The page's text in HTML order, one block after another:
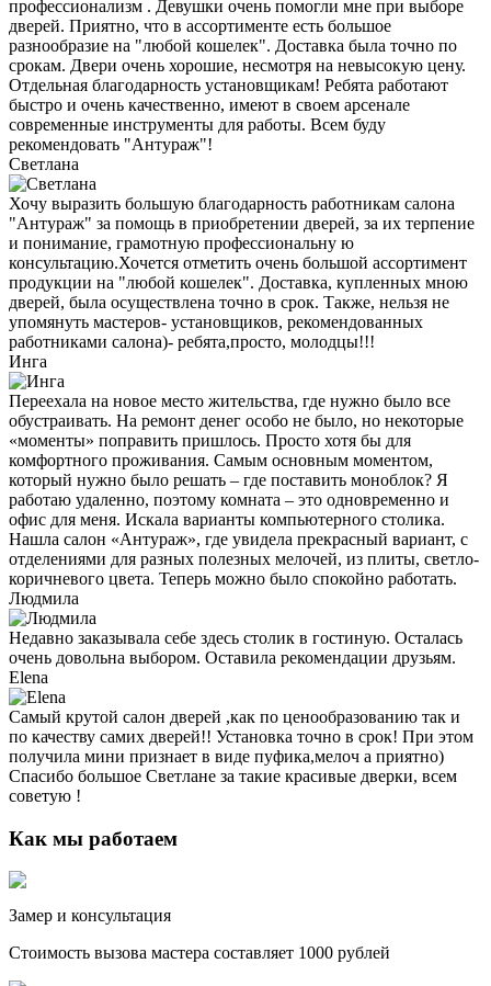
профессионализм . Девушки очень помогли мне при выборе
дверей. Приятно, что в ассортименте есть большое
разнообразие на "любой кошелек". Доставка была точно по
срокам. Двери очень хорошие, несмотря на невысокую цену.
Отдельная благодарность установщикам! Ребята работают
быстро и очень качественно, имеют в своем арсенале
современные инструменты для работы. Всем буду
рекомендовать "Антураж"!
Светлана
Хочу выразить большую благодарность работникам салона
"Антураж" за помощь в приобретении дверей, за их терпение
и понимание, грамотную профессиональну ю
консультацию.Хочется отметить очень большой ассортимент
продукции на "любой кошелек". Доставка, купленных мною
дверей, была осуществлена точно в срок. Также, нельзя не
упомянуть мастеров- установщиков, рекомендованных
работниками салона)- ребята,просто, молодцы!!!
Инга
Переехала на новое место жительства, где нужно было все
обустраивать. На ремонт денег особо не было, но некоторые
«моменты» поправить пришлось. Просто хотя бы для
комфортного проживания. Самым основным моментом,
который нужно было решать – где поставить моноблок? Я
работаю удаленно, поэтому комната – это одновременно и
офис для меня. Искала варианты компьютерного столика.
Нашла салон «Антураж», где увидела прекрасный вариант, с
отделениями для разных полезных мелочей, из плиты, светло-
коричневого цвета. Теперь можно было спокойно работать.
Людмила
Недавно заказывала себе здесь столик в гостиную. Осталась
очень довольна выбором. Оставила рекомендации друзьям.
Elena
Самый крутой салон дверей ,как по ценообразованию так и
по качеству самих дверей!! Установка точно в срок! При этом
получила мини признает в виде пуфика,мелоч а приятно)
Спасибо большое Светлане за такие красивые дверки, всем
советую !
Как мы работаем
Замер и консультация
Стоимость вызова мастера составляет 1000 рублей